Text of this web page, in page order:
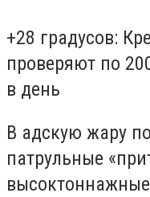
+28 градусов:
проверяют по
в день
В адскую жару
патрульные